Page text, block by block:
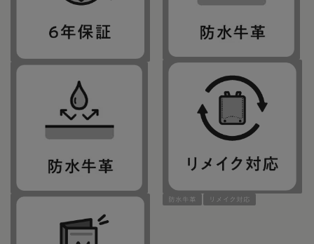
防水牛革 リメイク対応